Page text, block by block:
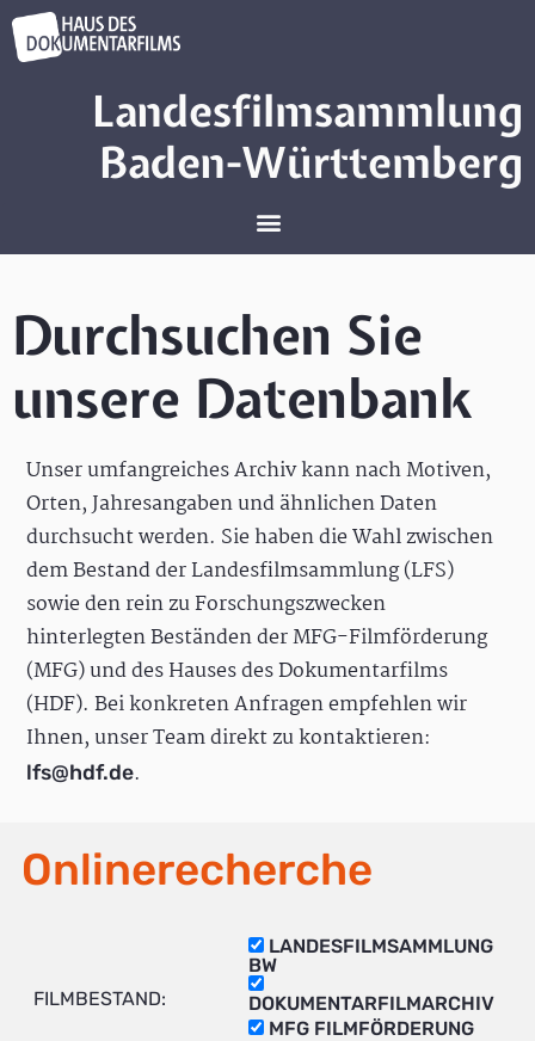
Landesfilmsammlung
Baden-Württemberg
Durchsuchen Sie
unsere Datenbank
Unser umfangreiches Archiv kann nach Motiven,
Orten, Jahresangaben und ähnlichen Daten
durchsucht werden. Sie haben die Wahl zwischen
dem Bestand der Landesfilmsammlung (LFS)
sowie den rein zu Forschungszwecken
hinterlegten Beständen der MFG-Filmförderung
(MFG) und des Hauses des Dokumentarfilms
(HDF). Bei konkreten Anfragen empfehlen wir
Ihnen, unser Team direkt zu kontaktieren:
lfs@hdf.de.
Onlinerecherche
FILMBESTAND:
LANDESFILMSAMMLUNG
BW
DOKUMENTARFILMARCHIV
MFG FILMFÖRDERUNG